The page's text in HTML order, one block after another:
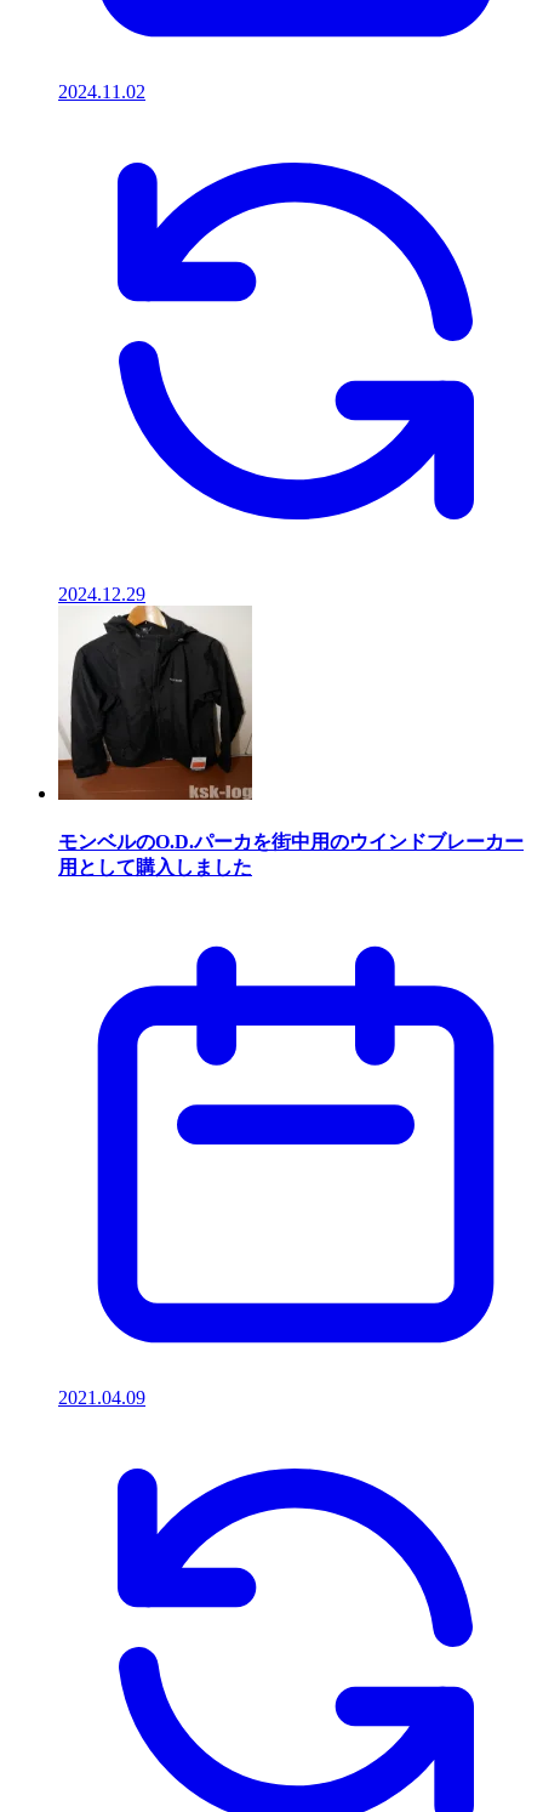
2024.11.02
2024.12.29
モンベルのO.D.パーカを街中用のウインドブレーカー
用として購入しました
2021.04.09